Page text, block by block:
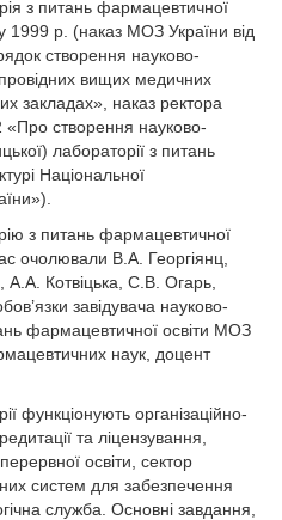
з питань фармацевтичної
1999 р. (наказ МОЗ України від
створення науково-
вищих медичних
закладах», наказ ректора
створення науково-
лабораторії з питань
Національної
з питань фармацевтичної
очолювали В.А. Георгіянц,
Котвіцька, С.В. Огарь,
завідувача науково-
фармацевтичної освіти МОЗ
наук, доцент
функціонують організаційно-
та ліцензування,
освіти, сектор
систем для забезпечення
служба. Основні завдання,